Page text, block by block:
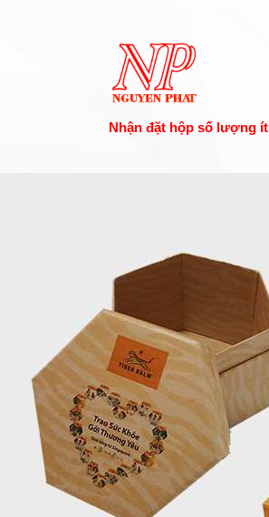
Nhận đặt hộp số lượng ít